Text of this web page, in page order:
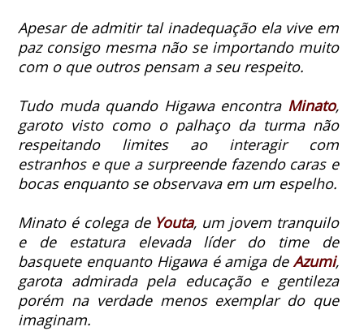
Apesar de admitir tal inadequação ela vive em
paz consigo mesma não se importando muito
com o que outros pensam a seu respeito.
Tudo muda quando Higawa encontra Minato,
garoto visto como o palhaço da turma não
respeitando limites ao interagir com
estranhos e que a surpreende fazendo caras e
bocas enquanto se observava em um espelho.
Minato é colega de Youta, um jovem tranquilo
e de estatura elevada líder do time de
basquete enquanto Higawa é amiga deAzumi,
garota admirada pela educação e gentileza
porém na verdade menos exemplar do que
imaginam.